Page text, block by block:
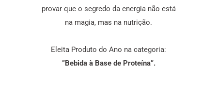
provar que o segredo da energia não está
na magia, mas na nutrição.
Eleita Produto do Ano na categoria:
“Bebida à Base de Proteína”.